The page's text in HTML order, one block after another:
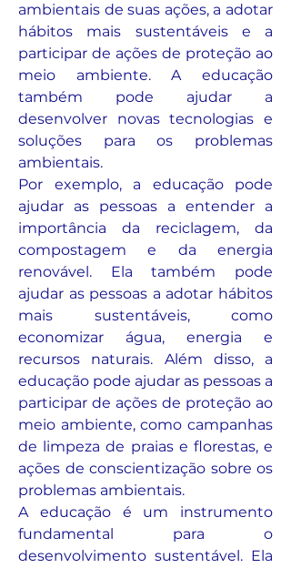
ambientais de suas ações, a adotar
hábitos mais sustentáveis e a
participar de ações de proteção ao
meio ambiente. A educação
também pode ajudar a
desenvolver novas tecnologias e
soluções para os problemas
ambientais.
Por exemplo, a educação pode
ajudar as pessoas a entender a
importância da reciclagem, da
compostagem e da energia
renovável. Ela também pode
ajudar as pessoas a adotar hábitos
mais sustentáveis, como
economizar água, energia e
recursos naturais. Além disso, a
educação pode ajudar as pessoas a
participar de ações de proteção ao
meio ambiente, como campanhas
de limpeza de praias e florestas, e
ações de conscientização sobre os
problemas ambientais.
A educação é um instrumento
fundamental para o
desenvolvimento sustentável. Ela